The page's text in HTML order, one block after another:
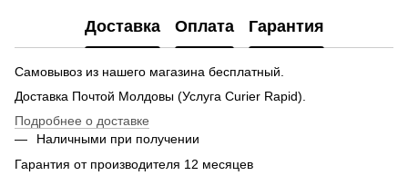
Доставка Оплата Гарантия
Самовывоз из нашего магазина бесплатный.
Доставка Почтой Молдовы (Услуга Curier Rapid).
Подробнее о доставке
Наличными при получении
Гарантия от производителя 12 месяцев